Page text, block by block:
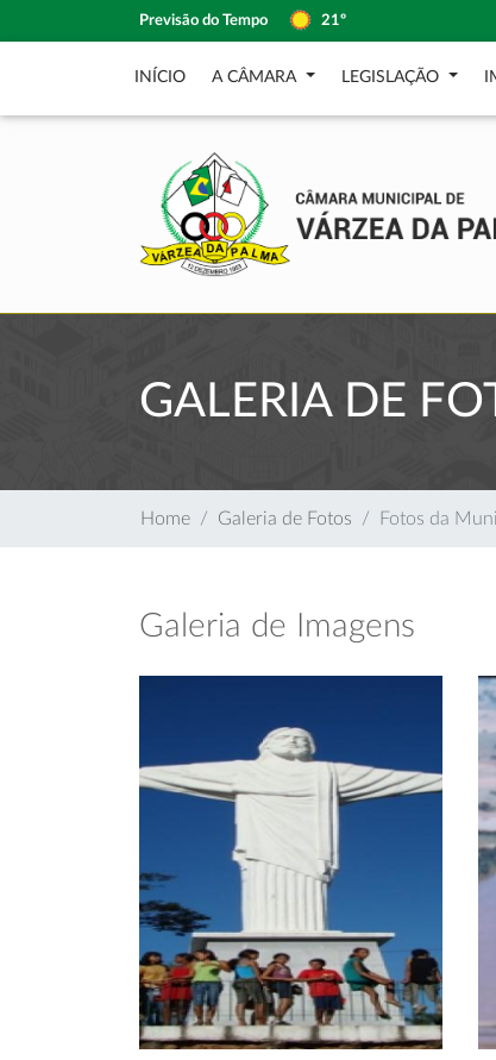
Previsão do Tempo 21º
INÍCIO A CÂMARA LEGISLAÇÃO
GALERIA DE
Home Galeria de Fotos Fotos da
Galeria de Imagens